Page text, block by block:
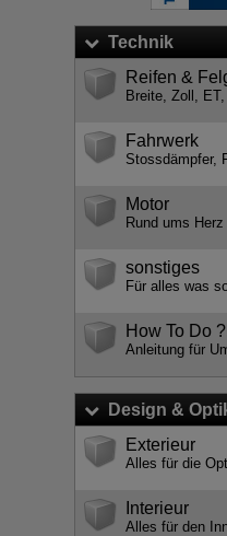
Technik
Reifen &
Breite, Zoll,
Fahrwerk
Stossdämpfer,
Motor
Rund ums
sonstiges
Für alles was
How To Do
Anleitung für
Design &
Exterieur
Alles für die
Interieur
Alles für den